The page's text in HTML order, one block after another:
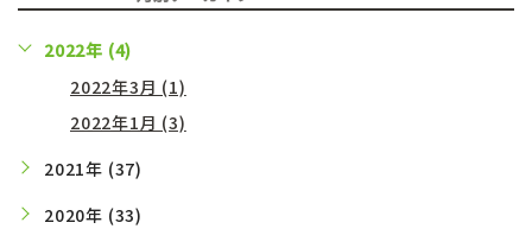
2022年 (4)
2022年3月 (1)
2022年1月 (3)
2021年 (37)
2020年 (33)